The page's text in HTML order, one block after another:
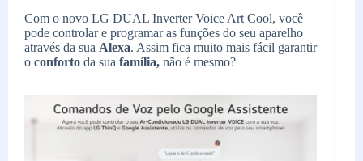
Com o novo LG DUAL Inverter Voice Art Cool, você
pode controlar e programar as funções do seu aparelho
através da sua Alexa. Assim fica muito mais fácil garantir
o conforto da sua família, não é mesmo?